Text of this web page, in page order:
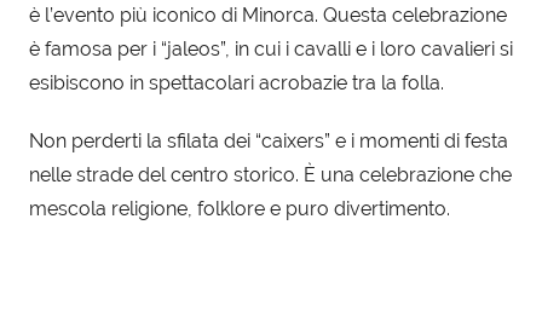
è l’evento più iconico di Minorca. Questa celebrazione
è famosa per i “jaleos”, in cui i cavalli e i loro cavalieri si
esibiscono in spettacolari acrobazie tra la folla.
Non perderti la sfilata dei “caixers” e i momenti di festa
nelle strade del centro storico. È una celebrazione che
mescola religione, folklore e puro divertimento.